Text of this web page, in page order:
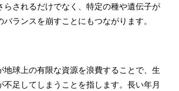
らされるだけでなく、特定の種や遺伝子が
ランスを崩すことにもつながります。
地球上の有限な資源を浪費することで、生
不足してしまうことを指します。長い年月